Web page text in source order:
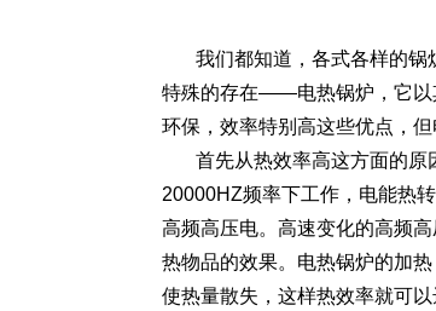
我们都知道，各式各样的锅
特殊的存在——电热锅炉，它以
环保，效率特别高这些优点，
首先从热效率高这方面的
20000HZ频率下工作，电能热
高频高压电。高速变化的高频
热物品的效果。电热锅炉的加
使热量散失，这样热效率就可以